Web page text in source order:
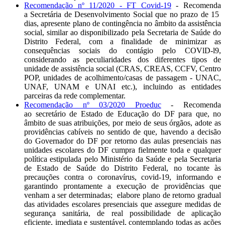
Recomendação nº 11/2020 - FT Covid-19- Recomenda
a Secretária de Desenvolvimento Social que no prazo de 15
dias, apresente plano de contingência no âmbito da assistência
social, similar ao disponibilizado pela Secretaria de Saúde do
Distrito Federal, com a finalidade de minimizar as
consequências sociais do contágio pelo COVlD-l9,
considerando as peculiaridades dos diferentes tipos de
unidade de assistência social (CRAS, CREAS, CCFV, Centro
POP, unidades de acolhimento/casas de passagem - UNAC,
UNAF, UNAM e UNAI etc.), incluindo as entidades
parceiras da rede complementar.
Recomendação nº 03/2020 Proeduc- Recomenda
ao secretário de Estado de Educação do DF para que, no
âmbito de suas atribuições, por meio de seus órgãos, adote as
providências cabíveis no sentido de que, havendo a decisão
do Governador do DF por retorno das aulas presenciais nas
unidades escolares do DF cumpra fielmente toda e qualquer
política estipulada pelo Ministério da Saúde e pela Secretaria
de Estado de Saúde do Distrito Federal, no tocante às
precauções contra o coronavírus, covid-19, informando e
garantindo prontamente a execução de providências que
venham a ser determinadas; elabore plano de retorno gradual
das atividades escolares presenciais que assegure medidas de
segurança sanitária, de real possibilidade de aplicação
eficiente, imediata e sustentável, contemplando todas as ações